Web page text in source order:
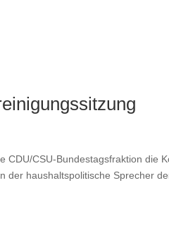
CSU-Bundestagsfraktion die
der haushaltspolitische Sprecher